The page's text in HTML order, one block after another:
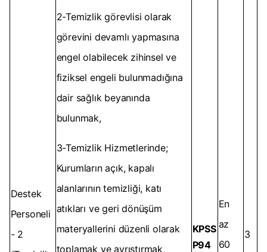
Destek
Personeli
- 2
2-Temizlik görevlisi olarak
görevini devamlı yapmasına
engel olabilecek zihinsel ve
fiziksel engeli bulunmadığına
dair sağlık beyanında
bulunmak,
3-Temizlik Hizmetlerinde;
Kurumların açık, kapalı
alanlarının temizliği, katı
atıkları ve geri dönüşüm
materyallerini düzenli olarak
toplamak ve ayrıştırmak,
KPSS
P94
En
az
60
3